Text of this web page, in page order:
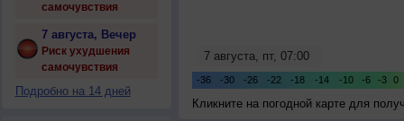
самочувствия
7 августа, Вечер
Риск ухудшения
самочувствия
Подробно на 14 дней
Кликните на погодной карте для